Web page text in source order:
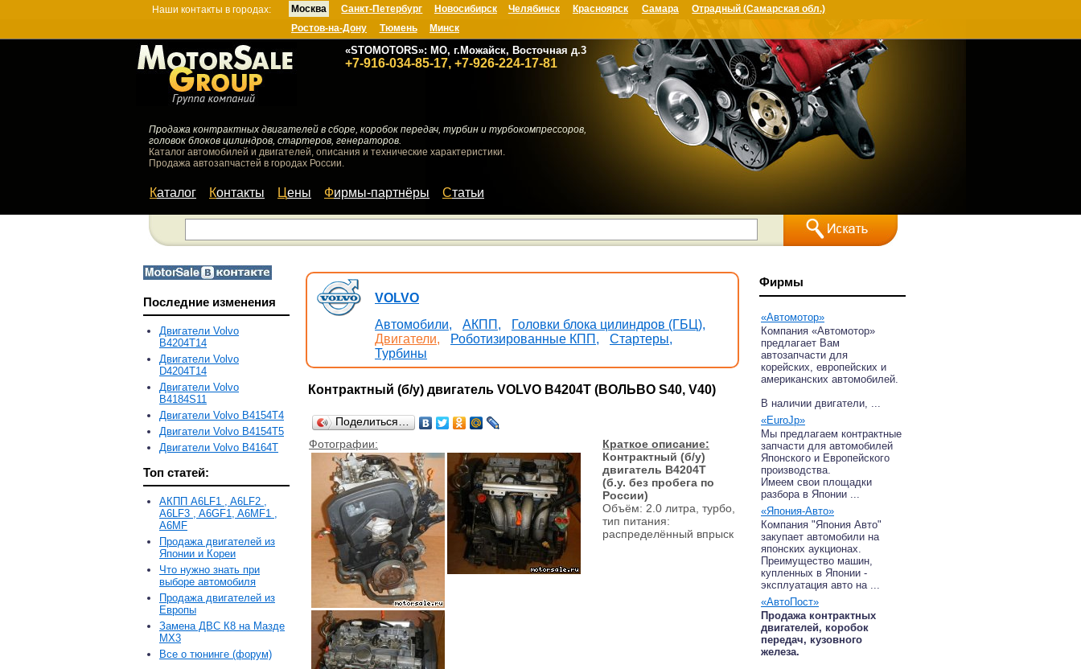
Наши контакты в городах: Москва
«STOMOTORS»: МО, г.Можайск, Восточная д.3
+7-916-034-85-17, +7-926-224-17-81
Санкт-Петербург Новосибирск Челябинск Красноярск Самара
Отрадный (Самарская обл.)
Ростов-на-Дону
Тюмень Минск
Продажа контрактных двигателей в сборе, коробок передач, турбин и турбокомпрессоров,
головок блоков цилиндров, стартеров, генераторов.
Каталог автомобилей и двигателей, описания и технические характеристики.
Продажа автозапчастей в городах России.
Каталог Контакты Цены Фирмы-партнёры Статьи
Последние изменения
Двигатели Volvo
B4204T14
Двигатели Volvo
D4204T14
Двигатели Volvo
B4184S11
Двигатели Volvo B4154T4
Двигатели Volvo B4154T5
Двигатели Volvo B4164T
Топ статей:
АКПП A6LF1 , A6LF2 ,
A6LF3 , A6GF1, A6MF1 ,
A6MF
Продажа двигателей из
Японии и Кореи
Что нужно знать при
выборе автомобиля
Продажа двигателей из
Европы
Замена ДВС К8 на Мазде
MX3
Все о тюнинге (форум)
VOLVO
Автомобили,
АКПП,
Головки блока цилиндров (ГБЦ),
Двигатели,
Роботизированные КПП,
Стартеры,
Турбины
Контрактный (б/у) двигатель VOLVO B4204T (ВОЛЬВО S40, V40)
Поделиться…
Фотографии:
Краткое описание:
Контрактный (б/у)
двигатель B4204T
(б.у. без пробега по
России)
Объём: 2.0 литра, турбо,
тип питания:
распределённый впрыск
Фирмы
«Автомотор»
Компания «Автомотор»
предлагает Вам
автозапчасти для
корейских, европейских и
американских автомобилей.
В наличии двигатели, ...
«EuroJp»
Мы предлагаем контрактные
запчасти для автомобилей
Японского и Европейского
производства.
Имеем свои площадки
разбора в Японии ...
«Япония-Авто»
Компания "Япония Авто"
закупает автомобили на
японских аукционах.
Преимущество машин,
купленных в Японии -
эксплуатация авто на ...
«АвтоПост»
Продажа контрактных
двигателей, коробок
передач, кузовного
железа.